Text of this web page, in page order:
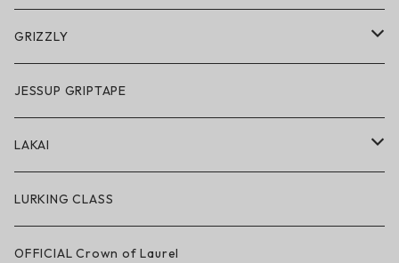
アクセサリー・小物
GRIZZLY
GRIZZLY × POLeR
アパレル
ハードグッズ
JESSUP GRIPTAPE
LAKAI
LAKAI × POLeR
LAKAI × CHOCOLATE
LURKING CLASS
OFFICIAL Crown of Laurel